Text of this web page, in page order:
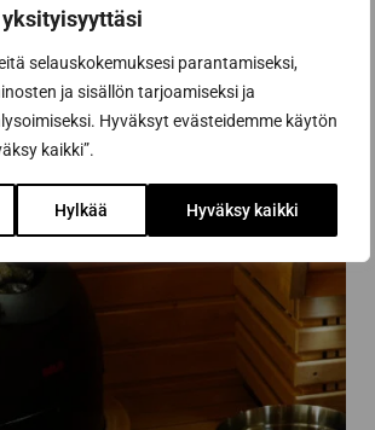
selauskokemuksesi parantamiseksi,
ja sisällön tarjoamiseksi ja
Hyväksyt evästeidemme käytön
kaikki”.
Hylkää Hyväksy kaikki